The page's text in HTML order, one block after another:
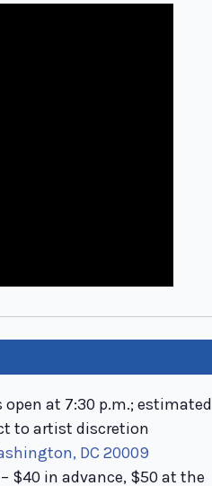
open at 7:30 p.m.; estimated
to artist discretion
DC 20009
$40 in advance, $50 at the